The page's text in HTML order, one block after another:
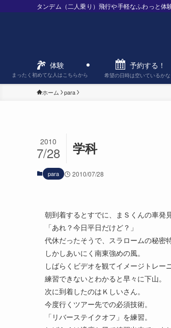
タンデム（二人乗り）飛行や手軽なふわっと
体験
まったく初めてな人はこちらから
予約する！
希望の日時は空いているかな
ホーム para
学科
2010
7/28
para 2010/07/28
朝到着するとすでに、まＳくんの車発見
「あれ？今日平日だけど？」
代休だったそうで、スラロームの秘密
しかしあいにく南東強めの風。
しばらくビデオを観てイメージトレー
練習できないとわかると早々に下山。
次に到着したのはＫしいさん。
今度行くツアー先での必須技術。
「リバーステイクオフ」を練習。